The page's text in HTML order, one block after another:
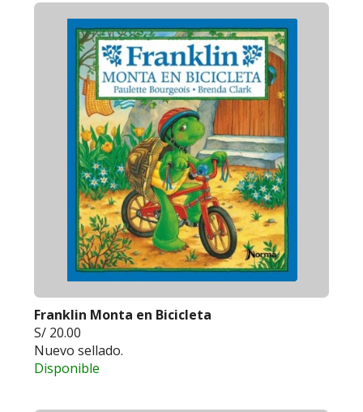
Franklin Monta en Bicicleta
S/ 20.00
Nuevo sellado.
Disponible